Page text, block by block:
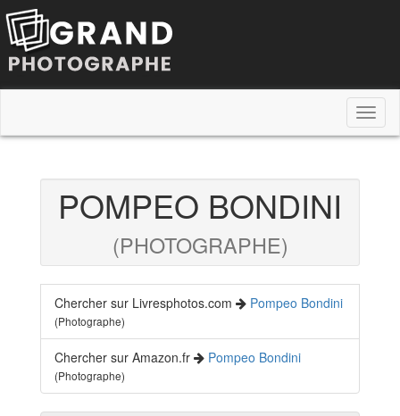
POMPEO BONDINI
(PHOTOGRAPHE)
Chercher sur Livresphotos.com Pompeo Bondini
(Photographe)
Chercher sur Amazon.fr Pompeo Bondini
(Photographe)